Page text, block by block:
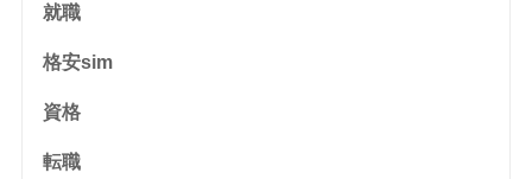
就職
格安sim
資格
転職